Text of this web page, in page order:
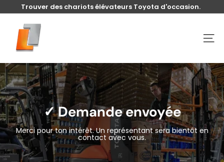
Passer
Diaporama
Trouver des chariots élévateurs Toyota d'occasion.
d
t
o
y
o
t
a
l
✓Demande envoyée
Merci pour ton intérêt. Un représentant sera bientôt en
contact avec vous.